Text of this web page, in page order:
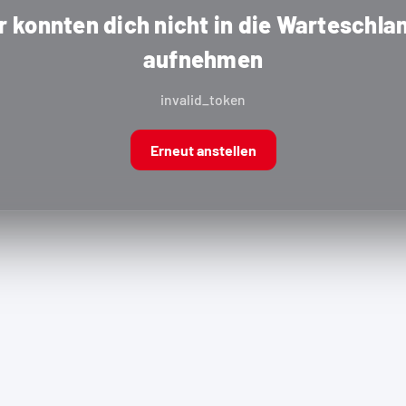
konnten dich nicht in die
aufnehmen
invalid_token
Erneut anstellen